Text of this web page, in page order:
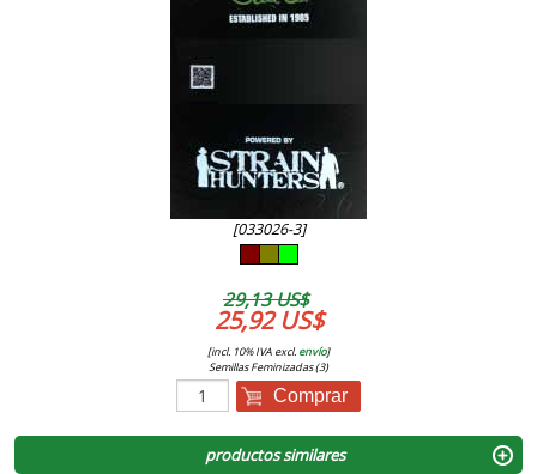
[033026-3]
29,13 US$
25,92 US$
[incl. 10% IVA excl. envío]
Semillas Feminizadas (3)
Comprar
productos similares